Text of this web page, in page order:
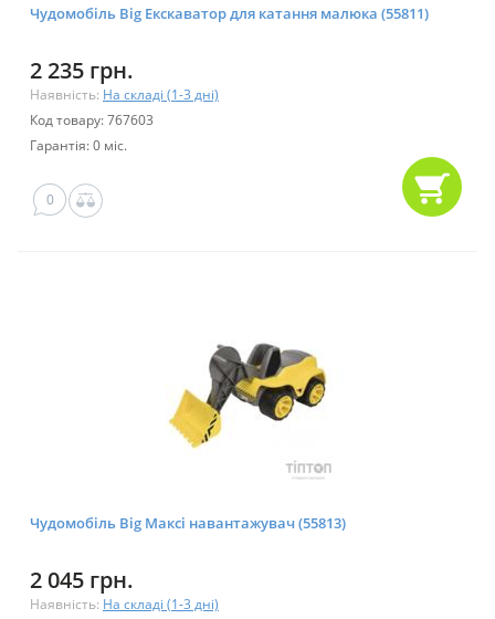
Чудомобіль Big Екскаватор для катання малюка (55811)
2 235 грн.
Наявність: На складі (1-3 дні)
Код товару: 767603
Гарантія: 0 міс.
0
Чудомобіль Big Максі навантажувач (55813)
2 045 грн.
Наявність: На складі (1-3 дні)